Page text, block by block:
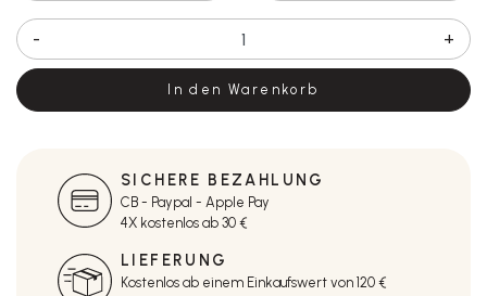
- +
In den Warenkorb
SICHERE BEZAHLUNG
CB - Paypal - Apple Pay
4X kostenlos ab 30 €
LIEFERUNG
Kostenlos ab einem Einkaufswert von 120 €